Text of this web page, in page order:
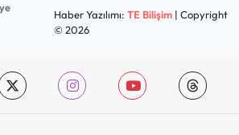
Haber Yazılımı: TE Bilişim| Copyright
© 2026